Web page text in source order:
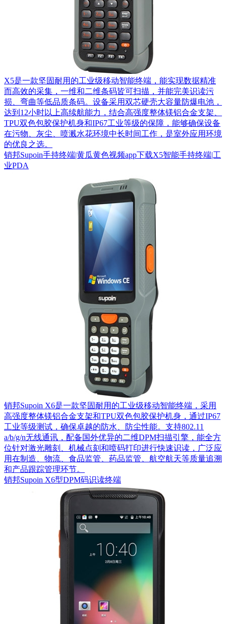
X5是一款坚固耐用的工业级移动智能终端，能实现数据精准
而高效的采集，一维和二维条码皆可扫描，并能完美识读污
损、弯曲等低品质条码。设备采用双芯硬壳大容量防爆电池，
达到12小时以上高续航能力，结合高强度整体镁铝合金支架、
TPU双色包胶保护机身和IP67工业等级的保障，能够确保设备
在污物、灰尘、喷溅水花环境中长时间工作，是室外应用环境
的优良之选。
销邦Supoin手持终端|黄瓜黄色视频app下载X5智能手持终端|工
业PDA
销邦Supoin X6是一款坚固耐用的工业级移动智能终端，采用
高强度整体镁铝合金支架和TPU双色包胶保护机身，通过IP67
工业等级测试，确保卓越的防水、防尘性能。支持802.11
a/b/g/n无线通讯，配备国外优异的二维DPM扫描引擎，能全方
位针对激光雕刻、机械点刻和喷码打印进行快速识读，广泛应
用在制造、物流、食品监管、药品监管、航空航天等质量追溯
和产品跟踪管理环节。
销邦Supoin X6型DPM码识读终端